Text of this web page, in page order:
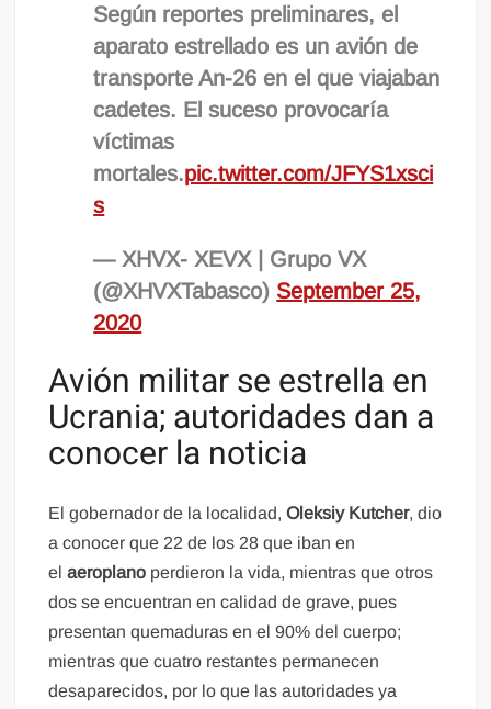
Según reportes preliminares, el
aparato estrellado es un avión de
transporte An-26 en el que viajaban
cadetes. El suceso provocaría
víctimas
mortales.pic.twitter.com/JFYS1xsci
s
— XHVX- XEVX | Grupo VX
(@XHVXTabasco) September 25,
2020
Avión militar se estrella en
Ucrania; autoridades dan a
conocer la noticia
El gobernador de la localidad,Oleksiy Kutcher, dio
a conocer que 22 de los 28 que iban en
elaeroplano perdieron la vida, mientras que otros
dos se encuentran en calidad de grave, pues
presentan quemaduras en el 90% del cuerpo;
mientras que cuatro restantes permanecen
desaparecidos, por lo que las autoridades ya